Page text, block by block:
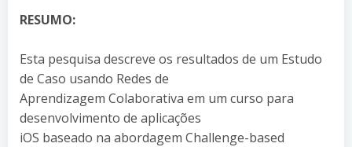
RESUMO:
Esta pesquisa descreve os resultados de um Estudo
de Caso usando Redes de
Aprendizagem Colaborativa em um curso para
desenvolvimento de aplicações
iOS baseado na abordagem Challenge-based